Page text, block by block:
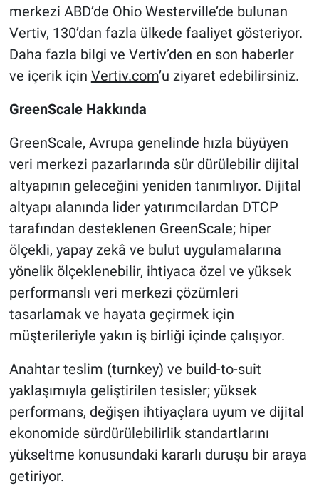
merkezi ABD’de Ohio Westerville’de bulunan
Vertiv, 130’dan fazla ülkede faaliyet gösteriyor.
Daha fazla bilgi ve Vertiv’den en son haberler
ve içerik için Vertiv.com’u ziyaret edebilirsiniz.
GreenScale Hakkında
GreenScale, Avrupa genelinde hızla büyüyen
veri merkezi pazarlarında sür dürülebilir dijital
altyapının geleceğini yeniden tanımlıyor. Dijital
altyapı alanında lider yatırımcılardan DTCP
tarafından desteklenen GreenScale; hiper
ölçekli, yapay zekâ ve bulut uygulamalarına
yönelik ölçeklenebilir, ihtiyaca özel ve yüksek
performanslı veri merkezi çözümleri
tasarlamak ve hayata geçirmek için
müşterileriyle yakın iş birliği içinde çalışıyor.
Anahtar teslim (turnkey) ve build-to-suit
yaklaşımıyla geliştirilen tesisler; yüksek
performans, değişen ihtiyaçlara uyum ve dijital
ekonomide sürdürülebilirlik standartlarını
yükseltme konusundaki kararlı duruşu bir araya
getiriyor.